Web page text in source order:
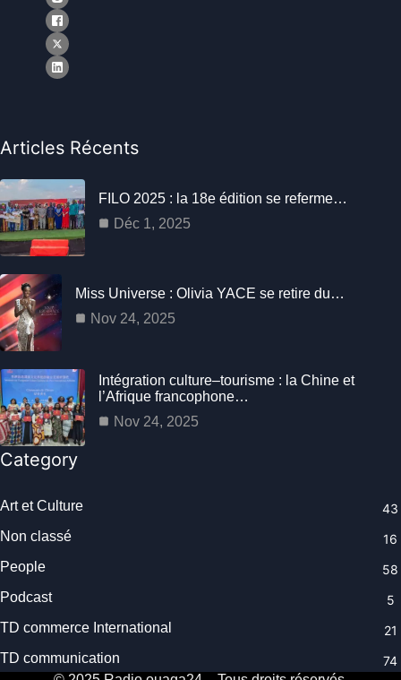
Articles Récents
FILO 2025 : la 18e édition se referme…
Déc 1, 2025
Miss Universe : Olivia YACE se retire du…
Nov 24, 2025
Intégration culture–tourisme : la Chine et
l’Afrique francophone…
Nov 24, 2025
Category
Art et Culture
43
Non classé
16
People
58
Podcast
5
TD commerce International
21
TD communication
74